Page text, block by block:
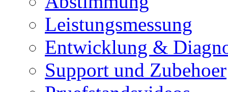
Leistungsmessung
Entwicklung &
Support und Zubehoer